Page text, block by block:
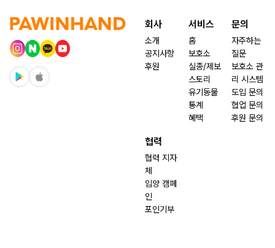
회사
소개
공지사항
후원
서비스
홈
보호소
실종/제보
스토리
유기동물
통계
혜택
문의
자주하는
질문
보호소 관
리 시스템
도입 문의
협업 문의
후원 문의
협력
협력 지자
체
입양 캠페
인
포인기부